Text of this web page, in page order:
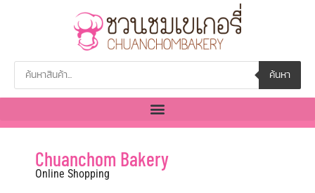
ค้นหา
Chuanchom Bakery
Online Shopping